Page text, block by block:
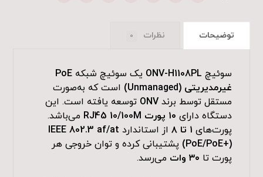
توضیحات نظرات 0
سوئیچ ONV-H1108PL یک سوئیچ شبکهPoE
غیرمدیریتی (Unmanaged)
است که به‌صورت
مستقل توسط برندONV توسعه یافته است. این
دستگاه دارای ۱۰ پورت RJ45 10/100M
می‌باشد.
پورت‌های ۱ تا ۸ از استاندارد IEEE 802.3 af/at
(PoE/PoE+) پشتیبانی کرده و توان خروجی هر
پورت تا ۳۰ وات
می‌رسد.